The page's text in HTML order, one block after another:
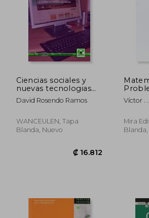
Ciencias sociales y
nuevas tecnologias
educacion
David Rosendo Ramos
WANCEULEN, Tapa
Blanda, Nuevo
3
Víctor .
Mira